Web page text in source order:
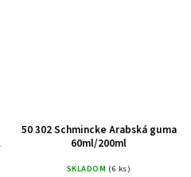
50 302 Schmincke Arabská guma
60ml/200ml
SKLADOM (6 ks)